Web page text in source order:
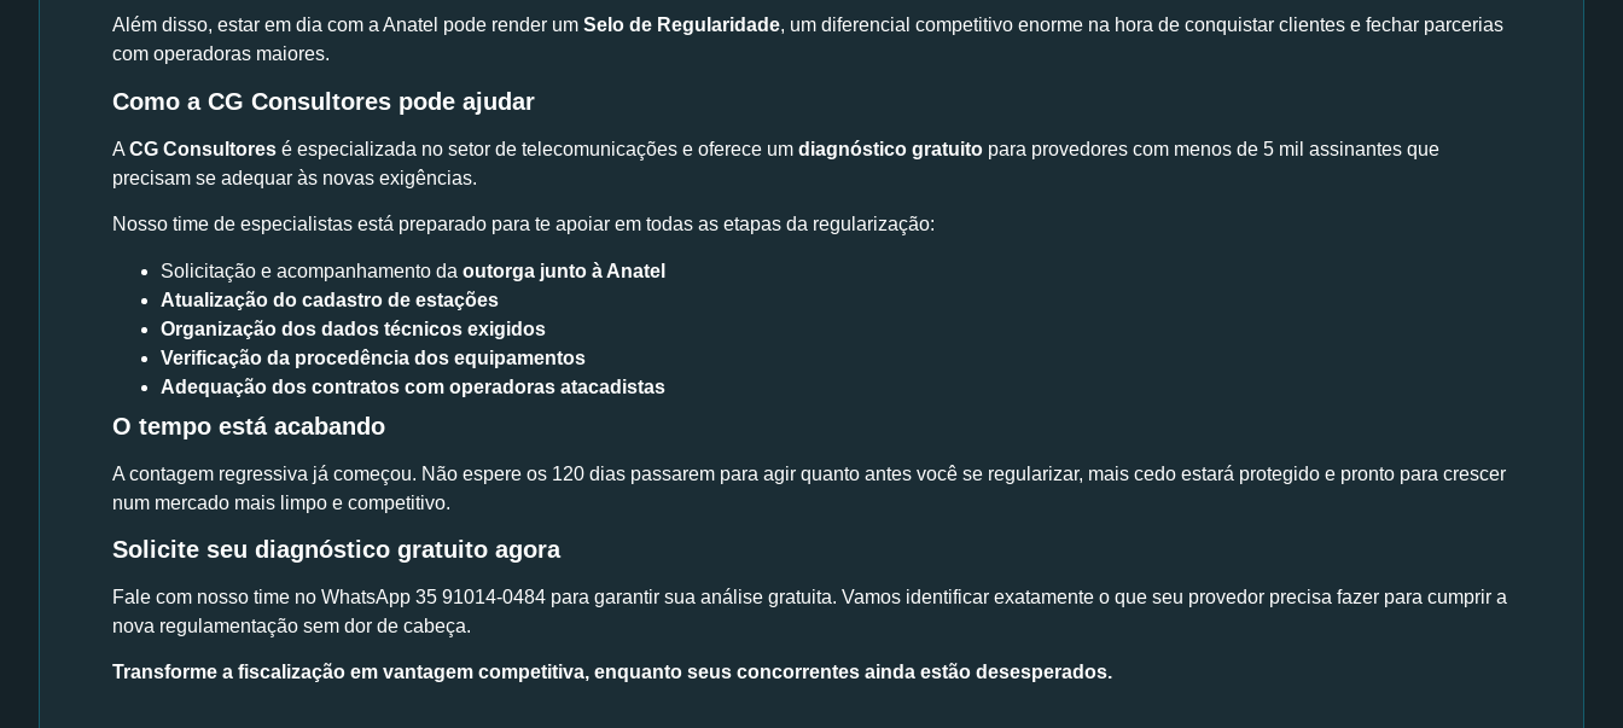
Além disso, estar em dia com a Anatel pode render um Selo de Regularidade, um diferencial competitivo enorme na hora de conquistar clientes e fechar parcerias
com operadoras maiores.
Como a CG Consultores pode ajudar
A CG Consultores é especializada no setor de telecomunicações e oferece um diagnóstico gratuito para provedores com menos de 5 mil assinantes que
precisam se adequar às novas exigências.
Nosso time de especialistas está preparado para te apoiar em todas as etapas da regularização:
Solicitação e acompanhamento da outorga junto à Anatel
Atualização do cadastro de estações
Organização dos dados técnicos exigidos
Verificação da procedência dos equipamentos
Adequação dos contratos com operadoras atacadistas
O tempo está acabando
A contagem regressiva já começou. Não espere os 120 dias passarem para agir quanto antes você se regularizar, mais cedo estará protegido e pronto para crescer
num mercado mais limpo e competitivo.
Solicite seu diagnóstico gratuito agora
Fale com nosso time no WhatsApp 35 91014-0484 para garantir sua análise gratuita. Vamos identificar exatamente o que seu provedor precisa fazer para cumprir a
nova regulamentação sem dor de cabeça.
Transforme a fiscalização em vantagem competitiva, enquanto seus concorrentes ainda estão desesperados.